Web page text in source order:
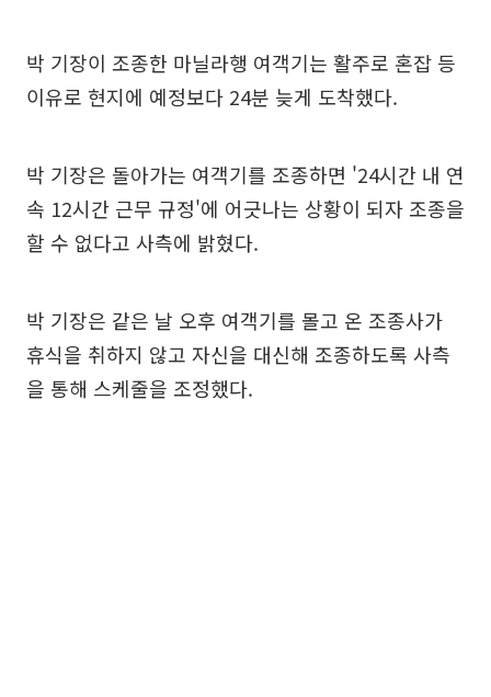
박 기장이 조종한 마닐라행 여객기는 활주로 혼잡 등
이유로 현지에 예정보다 24분 늦게 도착했다.
박 기장은 돌아가는 여객기를 조종하면 '24시간 내 연
속 12시간 근무 규정'에 어긋나는 상황이 되자 조종을
할 수 없다고 사측에 밝혔다.
박 기장은 같은 날 오후 여객기를 몰고 온 조종사가
휴식을 취하지 않고 자신을 대신해 조종하도록 사측
을 통해 스케줄을 조정했다.